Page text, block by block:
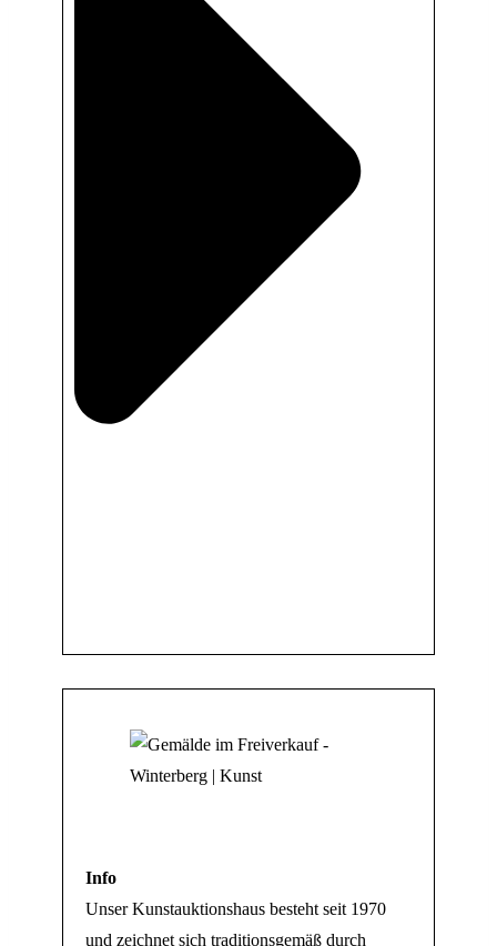
Info
Unser Kunstauktionshaus besteht seit 1970
und zeichnet sich traditionsgemäß durch